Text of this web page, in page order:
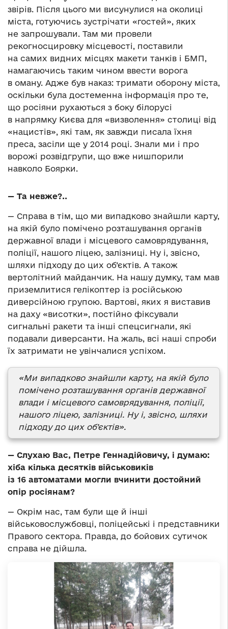
звірів. Після цього ми висунулися на околиці
міста, готуючись зустрічати «гостей», яких
не запрошували. Там ми провели
рекогносцировку місцевості, поставили
на самих видних місцях макети танків і БМП,
намагаючись таким чином ввести ворога
в оману. Адже був наказ: тримати оборону міста,
оскільки була достеменна інформація про те,
що росіяни рухаються з боку білорусі
в напрямку Києва для «визволення» столиці від
«нацистів», які там, як завжди писала їхня
преса, засіли ще у 2014 році. Знали ми і про
ворожі розвідгрупи, що вже нишпорили
навколо Боярки.
— Та невже?..
— Справа в тім, що ми випадково знайшли карту,
на якій було помічено розташування органів
державної влади і місцевого самоврядування,
поліції, нашого ліцею, залізниці. Ну і, звісно,
шляхи підходу до цих об’єктів. А також
вертолітний майданчик. На нашу думку, там мав
приземлитися гелікоптер із російською
диверсійною групою. Вартові, яких я виставив
на даху «висотки», постійно фіксували
сигнальні ракети та інші спецсигнали, які
подавали диверсанти. На жаль, всі наші спроби
їх затримати не увінчалися успіхом.
«Ми випадково знайшли карту, на якій було
помічено розташування органів державної
влади і місцевого самоврядування, поліції,
нашого ліцею, залізниці. Ну і, звісно, шляхи
підходу до цих об’єктів».
— Слухаю Вас, Петре Геннадійовичу, і думаю:
хіба кілька десятків військовиків
із 16 автоматами могли вчинити достойний
опір росіянам?
— Окрім нас, там були ще й інші
військовослужбовці, поліцейські і представники
Правого сектора. Правда, до бойових сутичок
справа не дійшла.